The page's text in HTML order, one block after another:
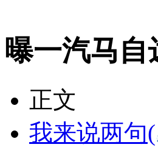
曝一汽马自
正文
我来说两句(